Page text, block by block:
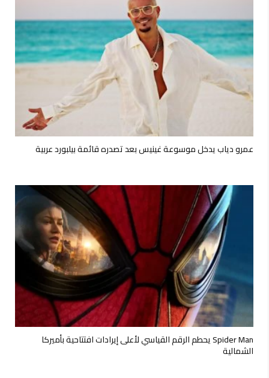
عمرو دياب يدخل موسوعة غينيس بعد تصدره قائمة بيلبورد عربية
Spider Man يحطم الرقم القياسي لأعلى إيرادات افتتاحية بأميركا
الشمالية